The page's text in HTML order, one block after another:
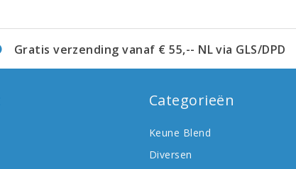
Gratis verzending vanaf € 55,-- NL via GLS/DPD
Categorieën
Keune Blend
Diversen